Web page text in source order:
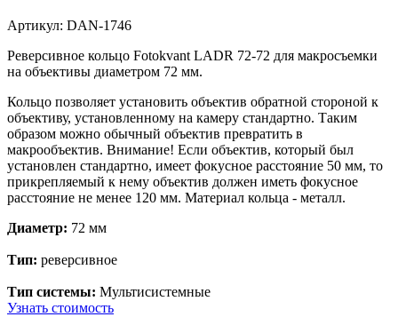
Артикул: DAN-1746
Реверсивное кольцо Fotokvant LADR 72-72 для макросъемки
на объективы диаметром 72 мм.
Кольцо позволяет установить объектив обратной стороной к
объективу, установленному на камеру стандартно. Таким
образом можно обычный объектив превратить в
макрообъектив. Внимание! Если объектив, который был
установлен стандартно, имеет фокусное расстояние 50 мм, то
прикрепляемый к нему объектив должен иметь фокусное
расстояние не менее 120 мм. Материал кольца - металл.
Диаметр: 72 мм
Тип: реверсивное
Тип системы: Мультисистемные
Узнать стоимость